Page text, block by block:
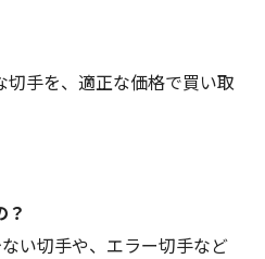
手を、適正な価格で買い取
？
い切手や、エラー切手など